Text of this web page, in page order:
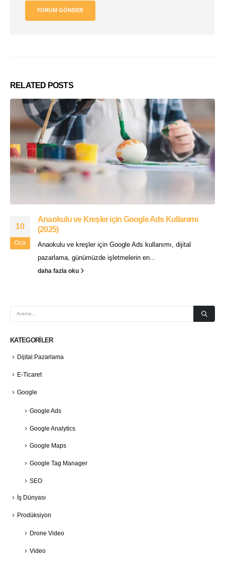
RELATED POSTS
10
Oca
Anaokulu ve Kreşler için Google Ads Kullanımı
(2025)
Anaokulu ve kreşler için Google Ads kullanımı, dijital
pazarlama, günümüzde işletmelerin en...
daha fazla oku
KATEGORILER
Dijital Pazarlama
E-Ticaret
Google
Google Ads
Google Analytics
Google Maps
Google Tag Manager
SEO
İş Dünyası
Prodüksiyon
Drone Video
Video